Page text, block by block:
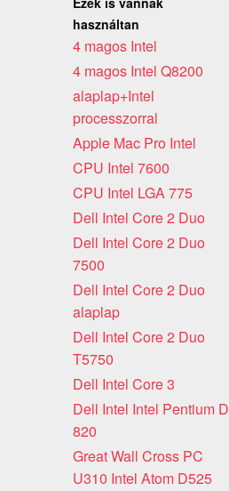
használtan
4 magos Intel
4 magos Intel Q8200
alaplap+Intel
processzorral
Apple Mac Pro Intel
CPU Intel 7600
CPU Intel LGA 775
Dell Intel Core 2 Duo
Dell Intel Core 2 Duo
7500
Dell Intel Core 2 Duo
alaplap
Dell Intel Core 2 Duo
T5750
Dell Intel Core 3
Dell Intel Intel Pentium D
820
Great Wall Cross PC
U310 Intel Atom D525